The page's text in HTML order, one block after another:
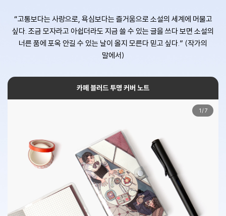
“고통보다는 사랑으로, 욕심보다는 즐거움으로 소설의 세계에 머물고
싶다. 조금 모자라고 아쉽더라도 지금 쓸 수 있는 글을 쓰다 보면 소설의
너른 품에 포옥 안길 수 있는 날이 올지 모른다 믿고 싶다.” (작가의
말에서)
카페 블러드 투명 커버 노트
1 /7